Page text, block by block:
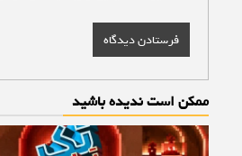
ممکن است ندیده باشید